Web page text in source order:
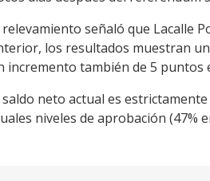
relevamiento señaló que Lacalle
los resultados muestran
incremento también de 5 puntos
saldo neto actual es
niveles de aprobación (47%